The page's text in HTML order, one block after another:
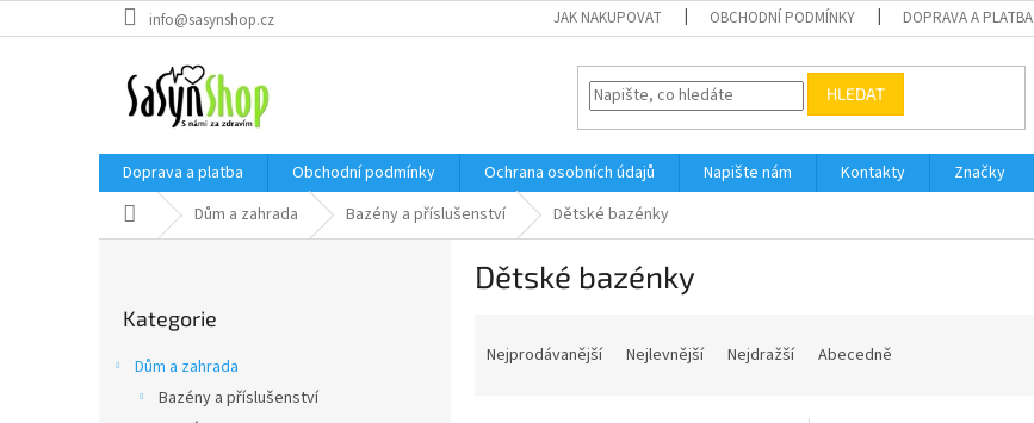
na
info@sasynshop.cz JAK NAKUPOVAT OBCHODNÍ PODMÍNKY DOPRAVA A PLATBA
HLEDAT
Doprava a platba Obchodní podmínky Ochrana osobních údajů Napište nám Kontakty
Značky
Domů Dům a zahrada Bazény a příslušenství Dětské bazénky
kategorie
Kategorie
Dům a zahrada
Bazény a příslušenství
Dětské bazénky
Nejprodávanější Nejlevnější Nejdražší Abecedně